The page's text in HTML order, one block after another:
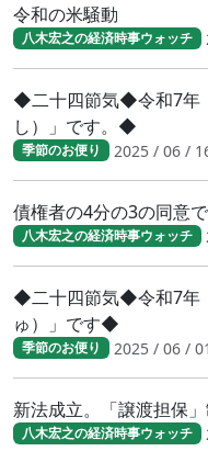
令和の米騒動
八木宏之の経済時事ウォッチ
◆二十四節気◆令和7年
し）」です。◆
季節のお便り 2025 / 06 /
債権者の4分の3の同意
八木宏之の経済時事ウォッチ
◆二十四節気◆令和7年
ゅ）」です◆
季節のお便り 2025 / 06 / 01
新法成立。「譲渡担保
八木宏之の経済時事ウォッチ